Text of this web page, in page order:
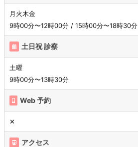
月火木金
9時00分〜12時00分 / 15時00分〜18時30分
土日祝 診察
土曜
9時00分〜13時30分
Web 予約
✕
アクセス